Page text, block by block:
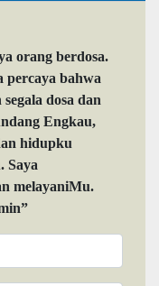
orang berdosa.
percaya bahwa
dosa dan
Engkau,
hidupku
Saya
melayaniMu.